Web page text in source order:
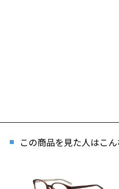
この商品を見た人はこ